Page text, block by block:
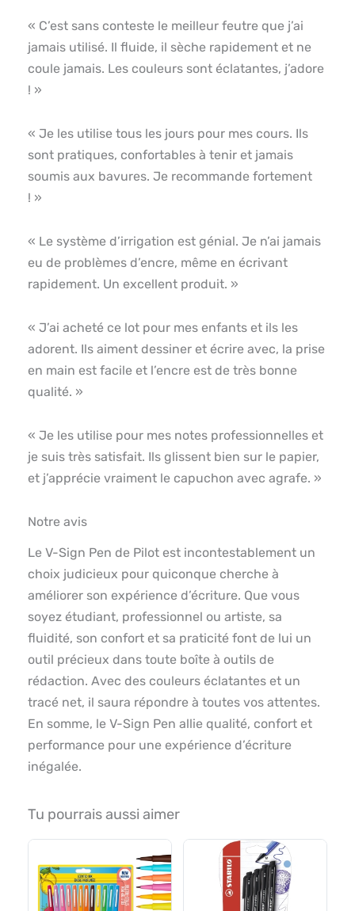
« C’est sans conteste le meilleur feutre que j’ai
jamais utilisé. Il fluide, il sèche rapidement et ne
coule jamais. Les couleurs sont éclatantes, j’adore
! »
« Je les utilise tous les jours pour mes cours. Ils
sont pratiques, confortables à tenir et jamais
soumis aux bavures. Je recommande fortement
! »
« Le système d’irrigation est génial. Je n’ai jamais
eu de problèmes d’encre, même en écrivant
rapidement. Un excellent produit. »
« J’ai acheté ce lot pour mes enfants et ils les
adorent. Ils aiment dessiner et écrire avec, la prise
en main est facile et l’encre est de très bonne
qualité. »
« Je les utilise pour mes notes professionnelles et
je suis très satisfait. Ils glissent bien sur le papier,
et j’apprécie vraiment le capuchon avec agrafe. »
Notre avis
Le V-Sign Pen de Pilot est incontestablement un
choix judicieux pour quiconque cherche à
améliorer son expérience d’écriture. Que vous
soyez étudiant, professionnel ou artiste, sa
fluidité, son confort et sa praticité font de lui un
outil précieux dans toute boîte à outils de
rédaction. Avec des couleurs éclatantes et un
tracé net, il saura répondre à toutes vos attentes.
En somme, le V-Sign Pen allie qualité, confort et
performance pour une expérience d’écriture
inégalée.
Tu pourrais aussi aimer